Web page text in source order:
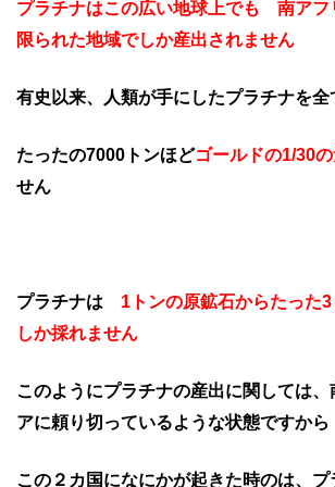
プラチナはこの広い地球上でも 南アフ
限られた地域でしか産出されません
有史以来、人類が手にしたプラチナを全
たったの7000トンほどゴールドの1/30
せん
プラチナは 1トンの原鉱石からたった
しか採れません
このようにプラチナの産出に関しては
アに頼り切っているような状態ですから
この２カ国になにかが起きた時のは、プ